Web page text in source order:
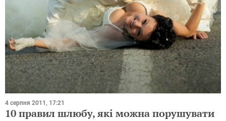
4 серпня 2011, 17:21
10 правил шлюбу, які можна порушувати